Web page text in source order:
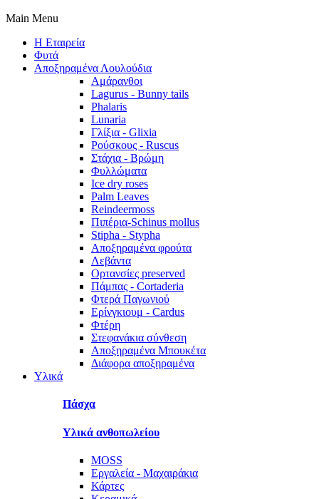
Main Menu
Η Εταιρεία
Φυτά
Αποξηραμένα Λουλούδια
Αμάρανθοι
Lagurus - Bunny tails
Phalaris
Lunaria
Γλίξια - Glixia
Ρούσκους - Ruscus
Στάχια - Βρώμη
Φυλλώματα
Ice dry roses
Palm Leaves
Reindeermoss
Πιπέρια-Schinus mollus
Stipha - Stypha
Αποξηραμένα φρούτα
Λεβάντα
Ορτανσίες preserved
Πάμπας - Cortaderia
Φτερά Παγωνιού
Ερίνγκιουμ - Cardus
Φτέρη
Στεφανάκια σύνθεση
Αποξηραμένα Μπουκέτα
Διάφορα αποξηραμένα
Υλικά
Πάσχα
Υλικά ανθοπωλείου
MOSS
Εργαλεία - Μαχαιράκια
Κάρτες